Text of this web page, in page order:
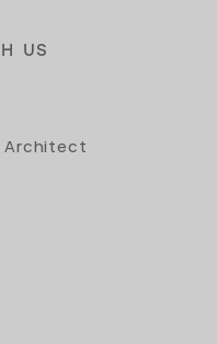
US
Architect